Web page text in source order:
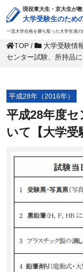
現役東大生・京大生が
大学受験生のため
一流大学合格を勝ち取った大学生達
TOP / 大学受験情
センター試験、所持品
平成28年（2016年）
平成28年度
いて【大学受